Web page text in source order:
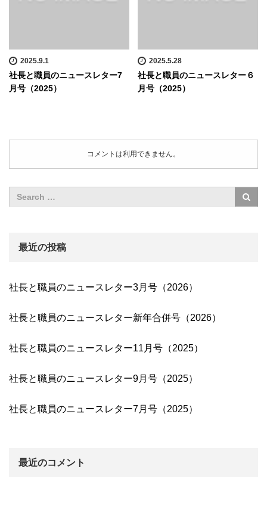
2025.9.1
社長と職員のニュースレター7
月号（2025）
2025.5.28
社長と職員のニュースレター６
月号（2025）
コメントは利用できません。
最近の投稿
社長と職員のニュースレター3月号（2026）
社長と職員のニュースレター新年合併号（2026）
社長と職員のニュースレター11月号（2025）
社長と職員のニュースレター9月号（2025）
社長と職員のニュースレター7月号（2025）
最近のコメント